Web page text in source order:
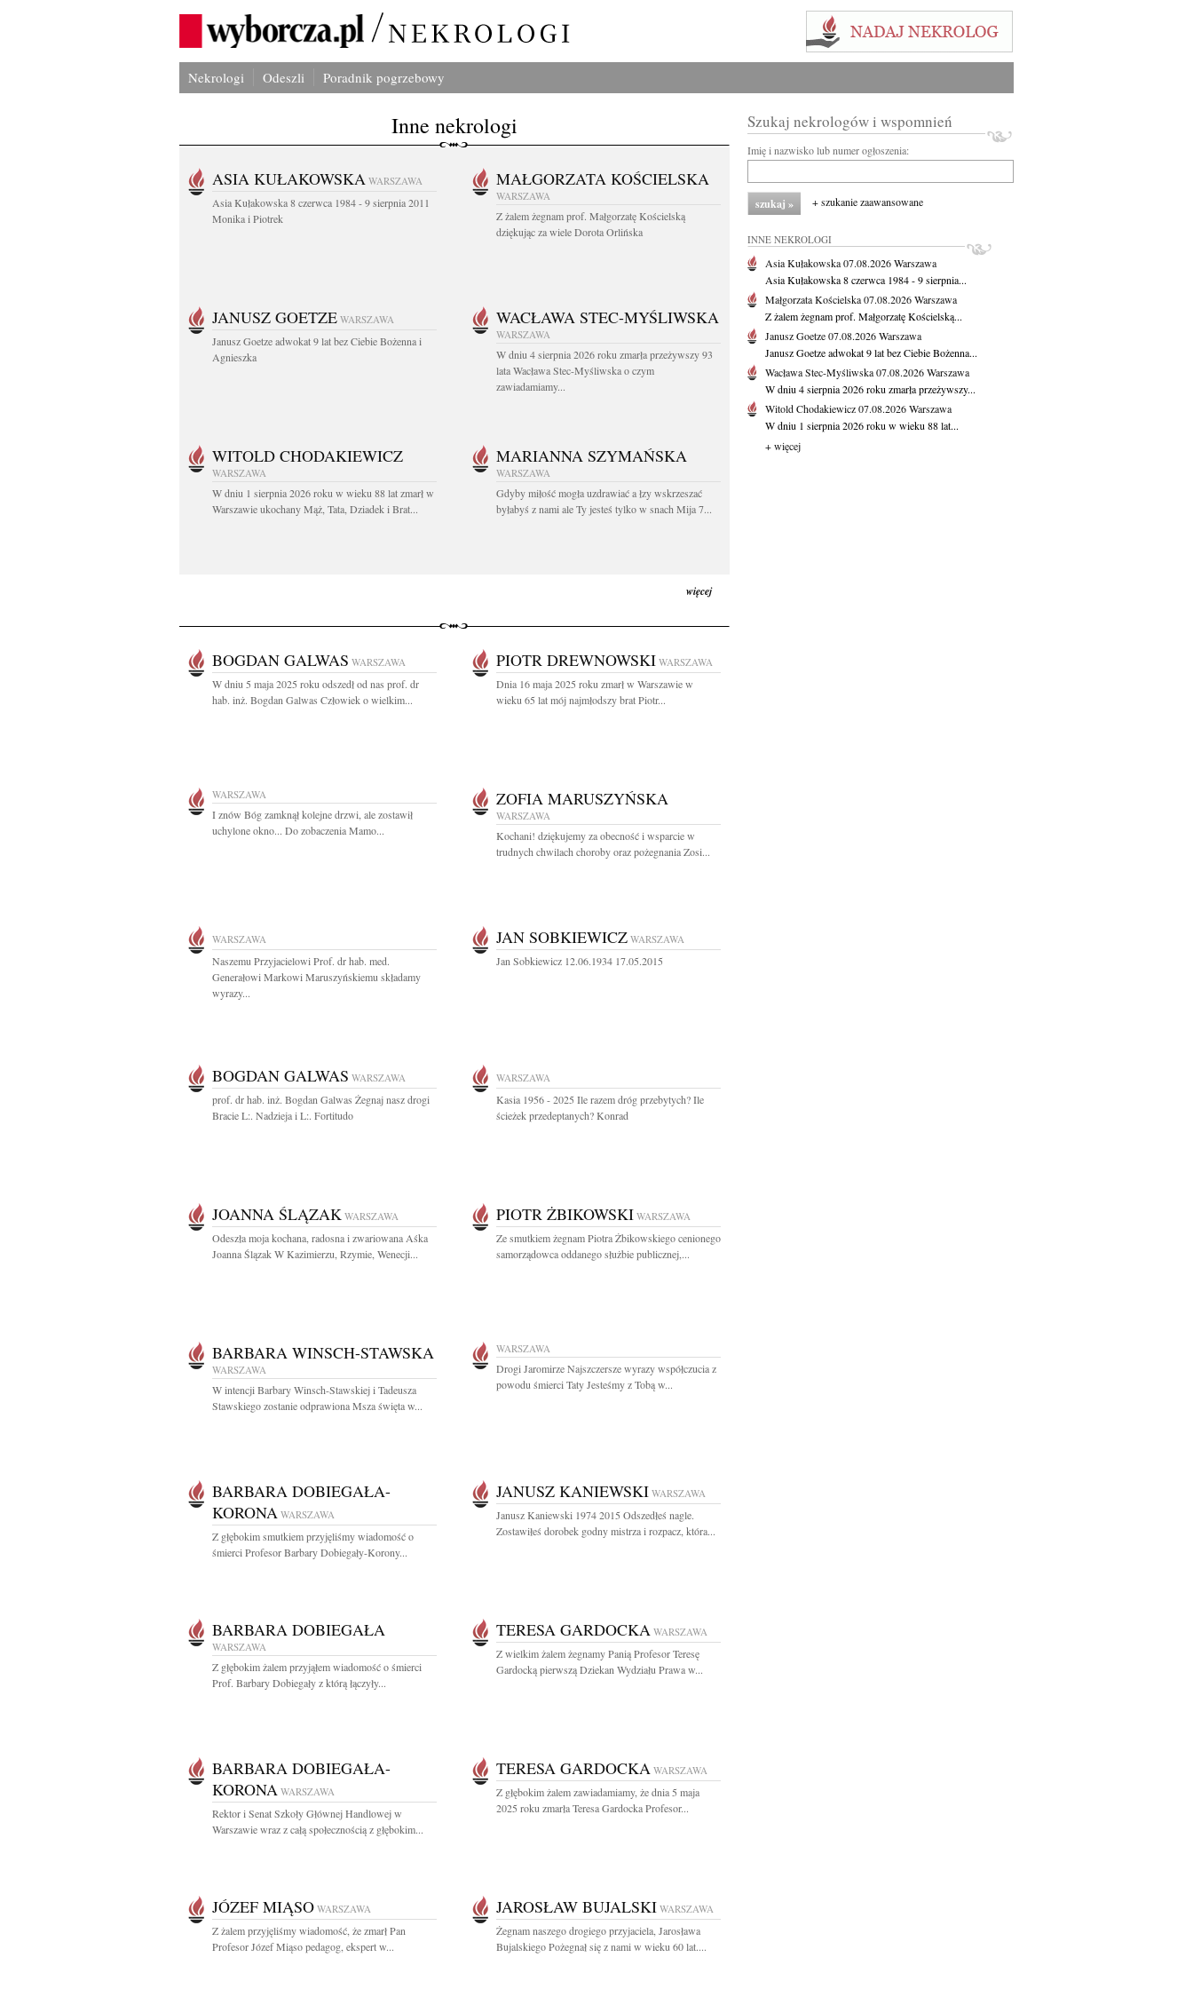
Nekrologi Odeszli Poradnik pogrzebowy
Inne nekrologi
ASIA KUŁAKOWSKA WARSZAWA
Asia Kułakowska 8 czerwca 1984 - 9 sierpnia 2011
Monika i Piotrek
MAŁGORZATA KOŚCIELSKA
WARSZAWA
Z żalem żegnam prof. Małgorzatę Kościelską
dziękując za wiele Dorota Orlińska
JANUSZ GOETZE WARSZAWA
Janusz Goetze adwokat 9 lat bez Ciebie Bożenna i
Agnieszka
WACŁAWA STEC-MYŚLIWSKA
WARSZAWA
W dniu 4 sierpnia 2026 roku zmarła przeżywszy 93
lata Wacława Stec-Myśliwska o czym
zawiadamiamy...
WITOLD CHODAKIEWICZ
WARSZAWA
W dniu 1 sierpnia 2026 roku w wieku 88 lat zmarł w
Warszawie ukochany Mąż, Tata, Dziadek i Brat...
MARIANNA SZYMAŃSKA
WARSZAWA
Gdyby miłość mogła uzdrawiać a łzy wskrzeszać
byłabyś z nami ale Ty jesteś tylko w snach Mija 7...
więcej
BOGDAN GALWAS WARSZAWA
W dniu 5 maja 2025 roku odszedł od nas prof. dr
hab. inż. Bogdan Galwas Człowiek o wielkim...
PIOTR DREWNOWSKI WARSZAWA
Dnia 16 maja 2025 roku zmarł w Warszawie w
wieku 65 lat mój najmłodszy brat Piotr...
WARSZAWA
I znów Bóg zamknął kolejne drzwi, ale zostawił
uchylone okno... Do zobaczenia Mamo...
ZOFIA MARUSZYŃSKA
WARSZAWA
Kochani! dziękujemy za obecność i wsparcie w
trudnych chwilach choroby oraz pożegnania Zosi...
WARSZAWA
Naszemu Przyjacielowi Prof. dr hab. med.
Generałowi Markowi Maruszyńskiemu składamy
wyrazy...
JAN SOBKIEWICZ WARSZAWA
Jan Sobkiewicz 12.06.1934 17.05.2015
BOGDAN GALWAS WARSZAWA
prof. dr hab. inż. Bogdan Galwas Żegnaj nasz drogi
Bracie L:. Nadzieja i L:. Fortitudo
WARSZAWA
Kasia 1956 - 2025 Ile razem dróg przebytych? Ile
ścieżek przedeptanych? Konrad
JOANNA ŚLĄZAK WARSZAWA
Odeszła moja kochana, radosna i zwariowana Aśka
Joanna Ślązak W Kazimierzu, Rzymie, Wenecji...
PIOTR ŻBIKOWSKI WARSZAWA
Ze smutkiem żegnam Piotra Żbikowskiego cenionego
samorządowca oddanego służbie publicznej,...
BARBARA WINSCH-STAWSKA
WARSZAWA
W intencji Barbary Winsch-Stawskiej i Tadeusza
Stawskiego zostanie odprawiona Msza święta w...
WARSZAWA
Drogi Jaromirze Najszczersze wyrazy współczucia z
powodu śmierci Taty Jesteśmy z Tobą w...
BARBARA DOBIEGAŁA-
KORONA WARSZAWA
Z głębokim smutkiem przyjęliśmy wiadomość o
śmierci Profesor Barbary Dobiegały-Korony...
JANUSZ KANIEWSKI WARSZAWA
Janusz Kaniewski 1974 2015 Odszedłeś nagle.
Zostawiłeś dorobek godny mistrza i rozpacz, która...
BARBARA DOBIEGAŁA
WARSZAWA
Z głębokim żalem przyjąłem wiadomość o śmierci
Prof. Barbary Dobiegały z którą łączyły...
TERESA GARDOCKA WARSZAWA
Z wielkim żalem żegnamy Panią Profesor Teresę
Gardocką pierwszą Dziekan Wydziału Prawa w...
BARBARA DOBIEGAŁA-
KORONA WARSZAWA
Rektor i Senat Szkoły Głównej Handlowej w
Warszawie wraz z całą społecznością z głębokim...
TERESA GARDOCKA WARSZAWA
Z głębokim żalem zawiadamiamy, że dnia 5 maja
2025 roku zmarła Teresa Gardocka Profesor...
JÓZEF MIĄSO WARSZAWA
Z żalem przyjęliśmy wiadomość, że zmarł Pan
Profesor Józef Miąso pedagog, ekspert w...
JAROSŁAW BUJALSKI WARSZAWA
Żegnam naszego drogiego przyjaciela, Jarosława
Bujalskiego Pożegnał się z nami w wieku 60 lat....
Szukaj nekrologów i wspomnień
Imię i nazwisko lub numer ogłoszenia:
+ szukanie zaawansowane
INNE NEKROLOGI
Asia Kułakowska07.08.2026Warszawa
Asia Kułakowska 8 czerwca 1984 - 9 sierpnia...
Małgorzata Kościelska07.08.2026Warszawa
Z żalem żegnam prof. Małgorzatę Kościelską...
Janusz Goetze07.08.2026Warszawa
Janusz Goetze adwokat 9 lat bez Ciebie Bożenna...
Wacława Stec-Myśliwska07.08.2026Warszawa
W dniu 4 sierpnia 2026 roku zmarła przeżywszy...
Witold Chodakiewicz07.08.2026Warszawa
W dniu 1 sierpnia 2026 roku w wieku 88 lat...
+ więcej